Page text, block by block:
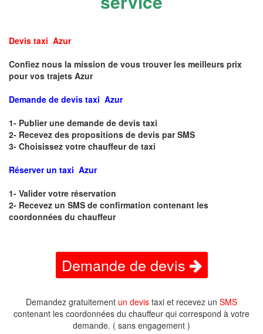
Devis taxi Azur
Confiez nous la mission de vous trouver les meilleurs prix
pour vos trajets Azur
Demande de devis taxi Azur
1- Publier une demande de devis taxi
2- Recevez des propositions de devis par SMS
3- Choisissez votre chauffeur de taxi
Réserver un taxi Azur
1- Valider votre réservation
2- Recevez un SMS de confirmation contenant les
coordonnées du chauffeur
Demande de devis
Demandez gratuitement un devis taxi et recevez un SMS
contenant les coordonnées du chauffeur qui correspond à votre
demande. ( sans engagement )